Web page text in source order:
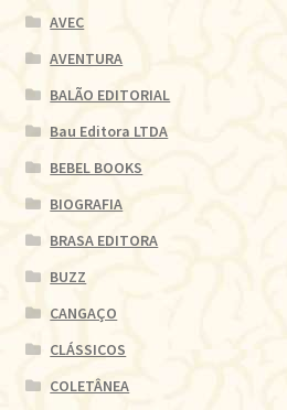
AVEC
AVENTURA
BALÃO EDITORIAL
Bau Editora LTDA
BEBEL BOOKS
BIOGRAFIA
BRASA EDITORA
BUZZ
CANGAÇO
CLÁSSICOS
COLETÂNEA